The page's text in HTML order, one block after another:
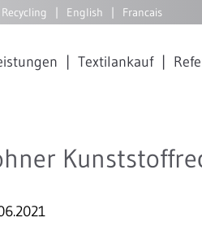
English Francais
Textilankauf